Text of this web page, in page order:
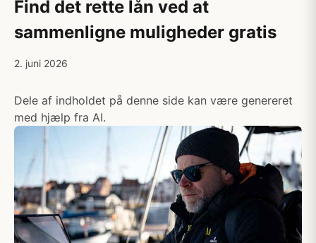
Find det rette lån ved at
sammenligne muligheder gratis
2. juni 2026
Dele af indholdet på denne side kan være genereret
med hjælp fra AI.